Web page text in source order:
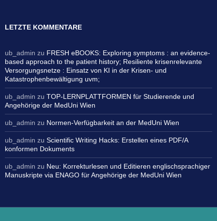
LETZTE KOMMENTARE
ub_admin zu FRESH eBOOKS: Exploring symptoms : an evidence-
based approach to the patient history; Resiliente krisenrelevante
Versorgungsnetze : Einsatz von KI in der Krisen- und
Katastrophenbewältigung uvm;
ub_admin zu TOP-LERNPLATTFORMEN für Studierende und
Angehörige der MedUni Wien
ub_admin zu Normen-Verfügbarkeit an der MedUni Wien
ub_admin zu Scientific Writing Hacks: Erstellen eines PDF/A
konformen Dokuments
ub_admin zu Neu: Korrekturlesen und Editieren englischsprachiger
Manuskripte via ENAGO für Angehörige der MedUni Wien